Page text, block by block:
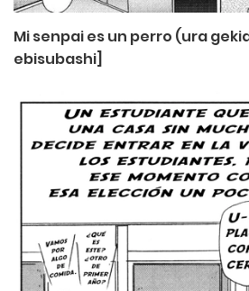
Mi senpai es un perro (ura
ebisubashi]